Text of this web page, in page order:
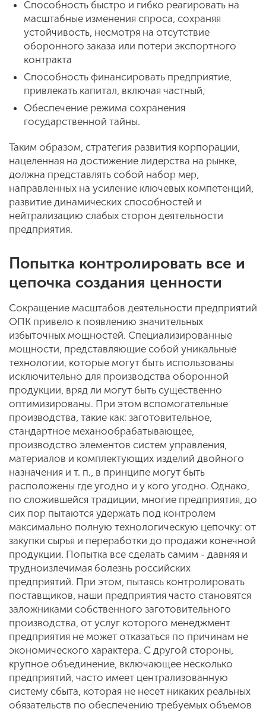
Способность быстро и гибко реагировать на
масштабные изменения спроса, сохраняя
устойчивость, несмотря на отсутствие
оборонного заказа или потери экспортного
контракта
Способность финансировать предприятие,
привлекать капитал, включая частный;
Обеспечение режима сохранения
государственной тайны.
Таким образом, стратегия развития корпорации,
нацеленная на достижение лидерства на рынке,
должна представлять собой набор мер,
направленных на усиление ключевых компетенций,
развитие динамических способностей и
нейтрализацию слабых сторон деятельности
предприятия.
Попытка контролировать все и
цепочка создания ценности
Сокращение масштабов деятельности предприятий
ОПК привело к появлению значительных
избыточных мощностей. Специализированные
мощности, представляющие собой уникальные
технологии, которые могут быть использованы
исключительно для производства оборонной
продукции, вряд ли могут быть существенно
оптимизированы. При этом вспомогательные
производства, такие как: заготовительное,
стандартное механообрабатывающее,
производство элементов систем управления,
материалов и комплектующих изделий двойного
назначения и т. п., в принципе могут быть
расположены где угодно и у кого угодно. Однако,
по сложившейся традиции, многие предприятия, до
сих пор пытаются удержать под контролем
максимально полную технологическую цепочку: от
закупки сырья и переработки до продажи конечной
продукции. Попытка все сделать самим - давняя и
трудноизлечимая болезнь российских
предприятий. При этом, пытаясь контролировать
поставщиков, наши предприятия часто становятся
заложниками собственного заготовительного
производства, от услуг которого менеджмент
предприятия не может отказаться по причинам не
экономического характера. С другой стороны,
крупное объединение, включающее несколько
предприятий, часто имеет централизованную
систему сбыта, которая не несет никаких реальных
обязательств по обеспечению требуемых объемов